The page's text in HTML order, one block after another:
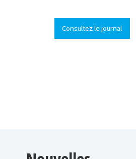
Consultez le journal